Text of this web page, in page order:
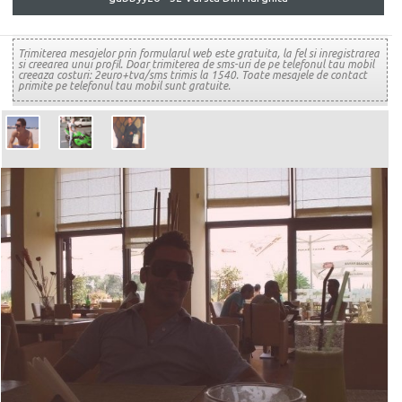
Trimiterea mesajelor prin formularul web este gratuita, la fel si inregistrarea
si creearea unui profil. Doar trimiterea de sms-uri de pe telefonul tau mobil
creeaza costuri: 2euro+tva/sms trimis la 1540. Toate mesajele de contact
primite pe telefonul tau mobil sunt gratuite.